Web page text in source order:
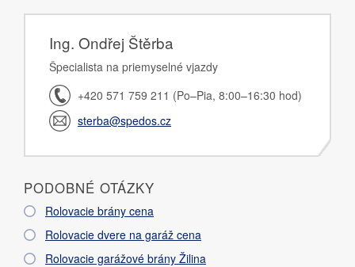
Ing. Ondřej Štěrba
Špecialista na priemyselné vjazdy
+420 571 759 211 (Po–Pia, 8:00–16:30 hod)
sterba@spedos.cz
PODOBNÉ OTÁZKY
Rolovacie brány cena
Rolovacie dvere na garáž cena
Rolovacie garážové brány Žilina